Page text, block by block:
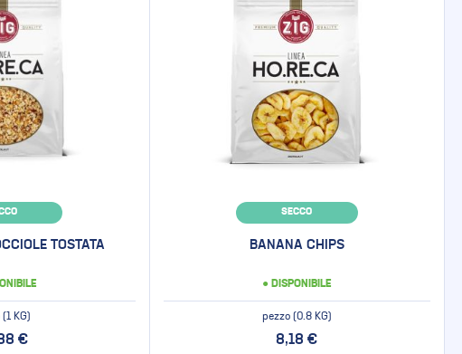
TOSTATA
KG)
€
SECCO
BANANA CHIPS
● DISPONIBILE
pezzo (0.8 KG)
8,18 €